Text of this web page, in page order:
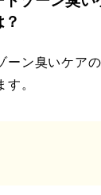
ーン臭いケア
。